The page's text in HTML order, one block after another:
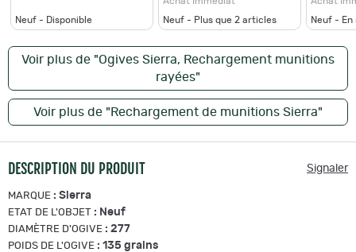
Neuf - Disponible
Neuf - Plus que 2 articles
Neuf - En
Voir plus de "Ogives Sierra, Rechargement munitions
rayées"
Voir plus de "Rechargement de munitions Sierra"
DESCRIPTION DU PRODUIT Signaler
MARQUE : Sierra
ETAT DE L'OBJET : Neuf
DIAMÈTRE D'OGIVE : 277
POIDS DE L'OGIVE : 135 grains